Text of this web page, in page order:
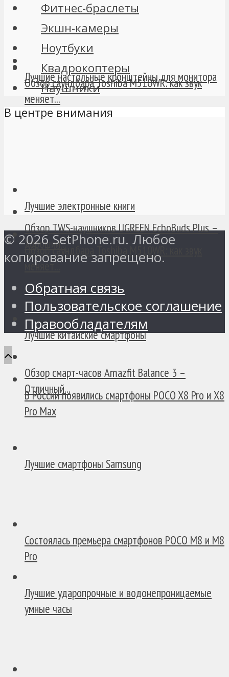
Лучшие настольные кронштейны для монитора
Лучшие электронные книги
Лучшие китайские смартфоны
Лучшие смартфоны Samsung
Лучшие ударопрочные и водонепроницаемые
умные часы
Обзор саундбара Toshiba M510WR: как звук
меняет...
Обзор TWS-наушников UGREEN EchoBuds Plus –
Хороший...
Обзор смарт-часов Amazfit Balance 3 –
Отличный...
Фитнес-браслеты
Экшн-камеры
Ноутбуки
Квадрокоптеры
Наушники
В центре внимания
меняет...
В России появились смартфоны POCO X8 Pro и X8
Pro Max
Состоялась премьера смартфонов POCO M8 и M8
Pro
© 2026 SetPhone.ru. Любое
копирование запрещено.
Обратная связь
Пользовательское соглашение
Правообладателям